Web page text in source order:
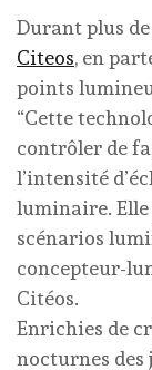
Durant plus
Citeos, en
points
“Cette
contrôler de
l’intensité
luminaire.
scénarios
concepteur-
Citéos.
Enrichies de
nocturnes